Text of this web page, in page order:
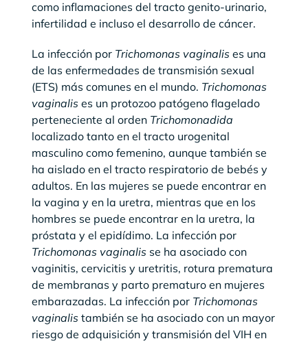
como inflamaciones del tracto genito-urinario,
infertilidad e incluso el desarrollo de cáncer.
La infección por Trichomonas vaginalis es una
de las enfermedades de transmisión sexual
(ETS) más comunes en el mundo. Trichomonas
vaginalis es un protozoo patógeno flagelado
perteneciente al orden Trichomonadida
localizado tanto en el tracto urogenital
masculino como femenino, aunque también se
ha aislado en el tracto respiratorio de bebés y
adultos. En las mujeres se puede encontrar en
la vagina y en la uretra, mientras que en los
hombres se puede encontrar en la uretra, la
próstata y el epidídimo. La infección por
Trichomonas vaginalis se ha asociado con
vaginitis, cervicitis y uretritis, rotura prematura
de membranas y parto prematuro en mujeres
embarazadas. La infección por Trichomonas
vaginalis también se ha asociado con un mayor
riesgo de adquisición y transmisión del VIH en